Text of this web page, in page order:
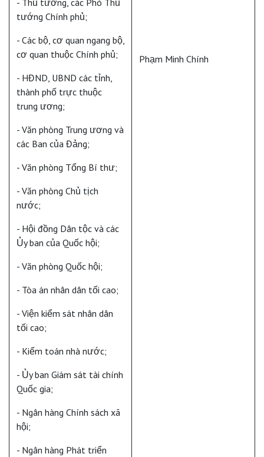
tướng Chính phủ;
- Các bộ, cơ quan ngang bộ,
cơ quan thuộc Chính phủ;
- HĐND, UBND các tỉnh,
thành phố trực thuộc
trung ương;
- Văn phòng Trung ương và
các Ban của Đảng;
- Văn phòng Tổng Bí thư;
- Văn phòng Chủ tịch
nước;
- Hội đồng Dân tộc và các
Ủy ban của Quốc hội;
- Văn phòng Quốc hội;
- Tòa án nhân dân tối cao;
- Viện kiểm sát nhân dân
tối cao;
- Kiểm toán nhà nước;
- Ủy ban Giám sát tài chính
Quốc gia;
- Ngân hàng Chính sách xã
hội;
- Ngân hàng Phát triển
Phạm Minh Chính